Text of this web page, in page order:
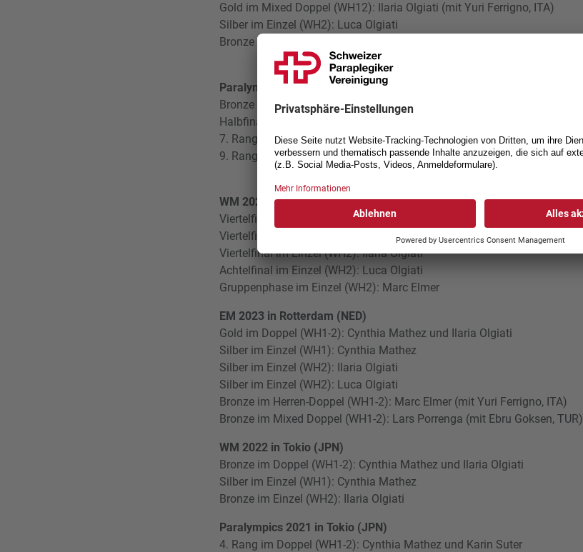
Gold im Mixed Doppel (WH12): Ilaria Olgiati (mit Yuri Ferrigno, ITA)
Silber im Einzel (WH2): Luca Olgiati
Bronze im Einzel (WH2): Marc Elmer
Paralympics 2024 Paris (FRA)
Bronze im Einzel (WH2): Ilaria Olgiati
Halbfinal im Doppel (WH1-2): Cynthia Mathez und Ilaria Olgiati
7. Rang im Einzel (WH1): Cynthia Mathez
9. Rang im Einzel (WH2): Luca Olgiati
WM 2024 in Pattaya (THA)
Viertelfinal im Doppel (WH1-2): Cynthia Mathez und Ilaria Olgiati
Viertelfinal im Einzel (WH1): Cynthia Mathez
Viertelfinal im Einzel (WH2): Ilaria Olgiati
Achtelfinal im Einzel (WH2): Luca Olgiati
Gruppenphase im Einzel (WH2): Marc Elmer
EM 2023 in Rotterdam (NED)
Gold im Doppel (WH1-2): Cynthia Mathez und Ilaria Olgiati
Silber im Einzel (WH1): Cynthia Mathez
Silber im Einzel (WH2): Ilaria Olgiati
Silber im Einzel (WH2): Luca Olgiati
Bronze im Herren-Doppel (WH1-2): Marc Elmer (mit Yuri Ferrigno, ITA)
Bronze im Mixed Doppel (WH1-2): Lars Porrenga (mit Ebru Goksen, TUR)
WM 2022 in Tokio (JPN)
Bronze im Doppel (WH1-2): Cynthia Mathez und Ilaria Olgiati
Silber im Einzel (WH1): Cynthia Mathez
Bronze im Einzel (WH2): Ilaria Olgiati
Paralympics 2021 in Tokio (JPN)
4. Rang im Doppel (WH1-2): Cynthia Mathez und Karin Suter